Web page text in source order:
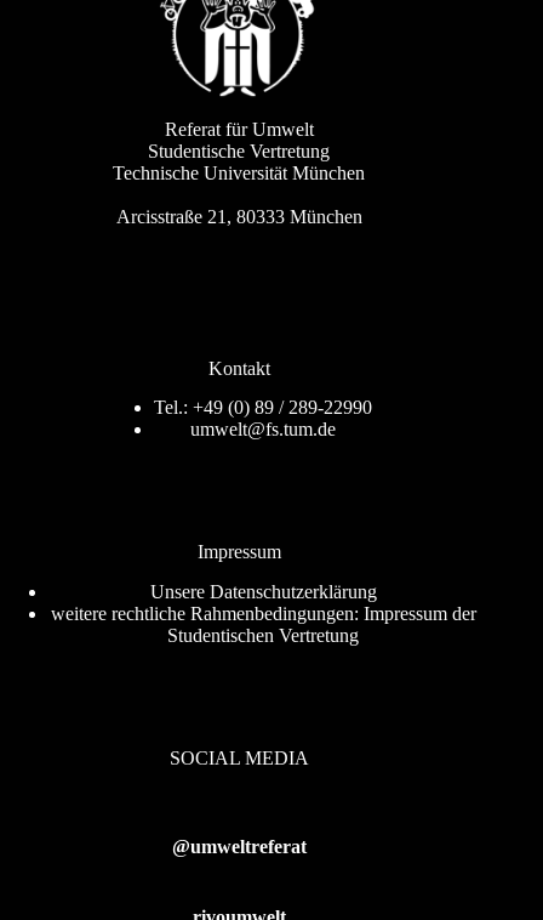
Referat für Umwelt
Studentische Vertretung
Technische Universität München
Arcisstraße 21, 80333 München
Kontakt
Tel.: +49 (0) 89 / 289-22990
umwelt@fs.tum.de
Impressum
Unsere Datenschutzerklärung
weitere rechtliche Rahmenbedingungen: Impressum der
Studentischen Vertretung
SOCIAL MEDIA
@umweltreferat